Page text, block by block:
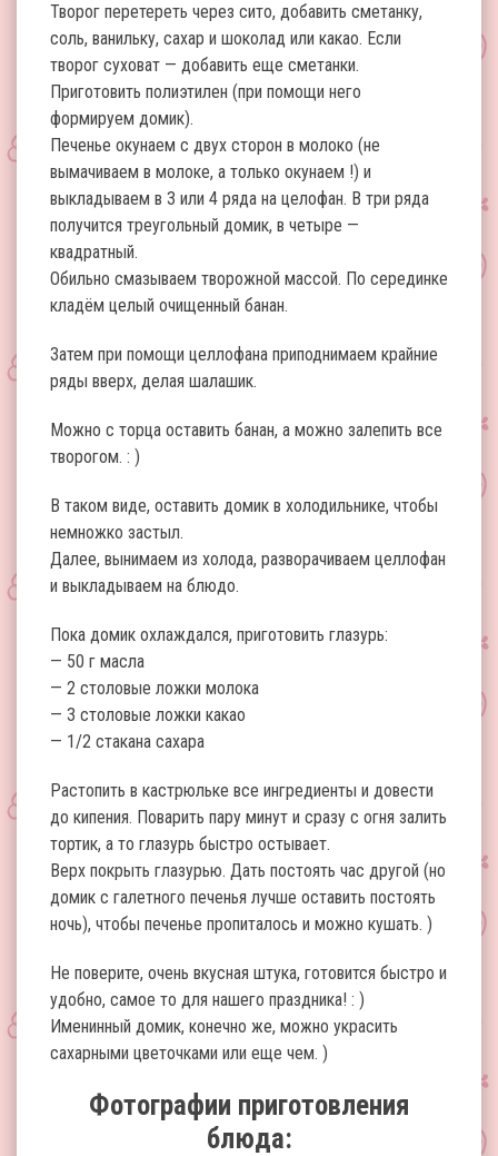
Творог перетереть через сито, добавить сметанку,
соль, ванильку, сахар и шоколад или какао. Если
творог суховат — добавить еще сметанки.
Приготовить полиэтилен (при помощи него
формируем домик).
Печенье окунаем с двух сторон в молоко (не
вымачиваем в молоке, а только окунаем !) и
выкладываем в 3 или 4 ряда на целофан. В три ряда
получится треугольный домик, в четыре —
квадратный.
Обильно смазываем творожной массой. По серединке
кладём целый очищенный банан.
Затем при помощи целлофана приподнимаем крайние
ряды вверх, делая шалашик.
Можно с торца оставить банан, а можно залепить все
творогом. : )
В таком виде, оставить домик в холодильнике, чтобы
немножко застыл.
Далее, вынимаем из холода, разворачиваем целлофан
и выкладываем на блюдо.
Пока домик охлаждался, приготовить глазурь:
— 50 г масла
— 2 столовые ложки молока
— 3 столовые ложки какао
— 1/2 стакана сахара
Растопить в кастрюльке все ингредиенты и довести
до кипения. Поварить пару минут и сразу с огня залить
тортик, а то глазурь быстро остывает.
Верх покрыть глазурью. Дать постоять час другой (но
домик с галетного печенья лучше оставить постоять
ночь), чтобы печенье пропиталось и можно кушать. )
Не поверите, очень вкусная штука, готовится быстро и
удобно, самое то для нашего праздника! : )
Именинный домик, конечно же, можно украсить
сахарными цветочками или еще чем. )
Фотографии приготовления
блюда: